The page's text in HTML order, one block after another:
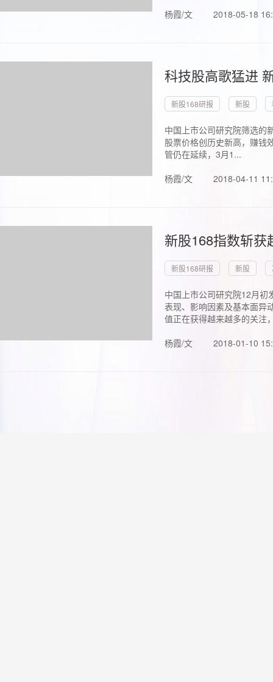
杨霞/文 2018-05-18
科技股高歌猛进
新股168研报 新股
中国上市公司研究院筛选的
股票价格创历史新高，赚钱
管仍在延续，3月1...
杨霞/文
2018-04-11
新股168指数斩
新股168研报 新股
中国上市公司研究院12月初
表现、影响因素及基本面异
值正在获得越来越多的关注
杨霞/文
2018-01-10